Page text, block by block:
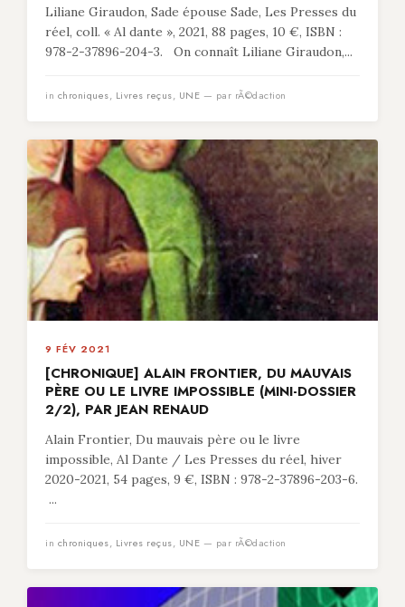
Liliane Giraudon, Sade épouse Sade, Les Presses du
réel, coll. « Al dante », 2021, 88 pages, 10 €, ISBN :
978-2-37896-204-3. On connaît Liliane Giraudon,...
in chroniques, Livres reçus, UNE — par rÃ©daction
9 FÉV 2021
[CHRONIQUE] ALAIN FRONTIER, DU MAUVAIS
PÈRE OU LE LIVRE IMPOSSIBLE (MINI-DOSSIER
2/2), PAR JEAN RENAUD
Alain Frontier, Du mauvais père ou le livre
impossible, Al Dante / Les Presses du réel, hiver
2020-2021, 54 pages, 9 €, ISBN : 978-2-37896-203-6.
...
in chroniques, Livres reçus, UNE — par rÃ©daction